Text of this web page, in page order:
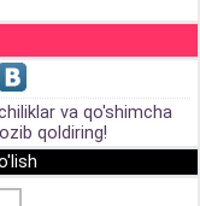
va qo'shimcha
qoldiring!